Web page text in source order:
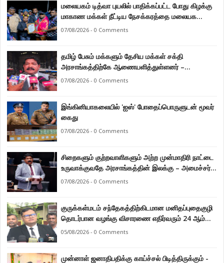
மலையகம் டித்வா புயலில் பாதிக்கப்பட்ட போது கிழக்கு
மாகாண மக்கள் நீட்டிய நேசக்கரத்தை மலையக
மக்கள் ஒருபோதும் மறக்கமாட்டார்கள் : நுவரெலியா
07/08/2026 - 0 Comments
தமிழ் பேசும் மக்களும் தேசிய மக்கள் சக்தி
அரசாங்கத்திற்கே ஆணையளித்துள்ளனர் –
கடற்றொழில் அமைச்சர் இராமலிங்கம் சந்திரசேகர்
07/08/2026 - 0 Comments
இங்கினியாகலையில் 'ஐஸ்' போதைப்பொருளுடன் மூவர்
கைது
07/08/2026 - 0 Comments
சிறைகளும் குற்றவாளிகளும் அற்ற முன்மாதிரி நாட்டை
உருவாக்குவதே அரசாங்கத்தின் இலக்கு – அமைச்சர்
இராமலிங்கம் சந்திரசேகர்
07/08/2026 - 0 Comments
குருக்கள்மடம் சந்தேகத்திற்கிடமான மனிதப்புதைகுழி
தொடர்பான வழங்கு விசாரணை எதிர்வரும் 24 ஆம்
திகதிக்கு தவணையிடப்பட்டுள்ளது.
05/08/2026 - 0 Comments
முன்னாள் ஜனாதிபதிக்கு காய்ச்சல் பிடித்திருக்கும் -